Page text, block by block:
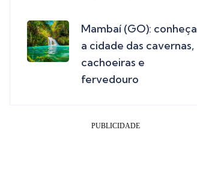
Mambaí (GO): conheça
a cidade das cavernas,
cachoeiras e
fervedouro